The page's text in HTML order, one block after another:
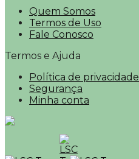
Quem Somos
Termos de Uso
Fale Conosco
Termos e Ajuda
Política de privacidade
Segurança
Minha conta